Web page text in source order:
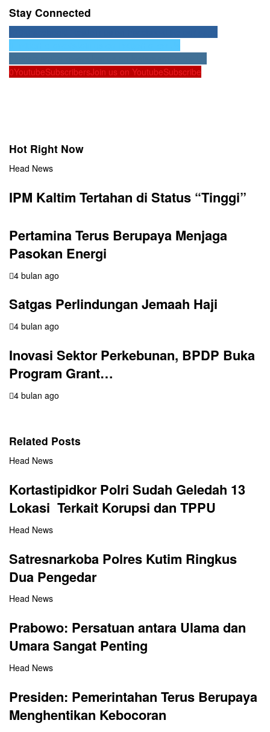
Stay Connected
0YoutubeSubscribersJoin us on YoutubeSubscribe
Hot Right Now
Head News
IPM Kaltim Tertahan di Status “Tinggi”
Pertamina Terus Berupaya Menjaga
Pasokan Energi
4 bulan ago
Satgas Perlindungan Jemaah Haji
4 bulan ago
Inovasi Sektor Perkebunan, BPDP Buka
Program Grant…
4 bulan ago
Related Posts
Head News
Kortastipidkor Polri Sudah Geledah 13
Lokasi Terkait Korupsi dan TPPU
Head News
Satresnarkoba Polres Kutim Ringkus
Dua Pengedar
Head News
Prabowo: Persatuan antara Ulama dan
Umara Sangat Penting
Head News
Presiden: Pemerintahan Terus Berupaya
Menghentikan Kebocoran